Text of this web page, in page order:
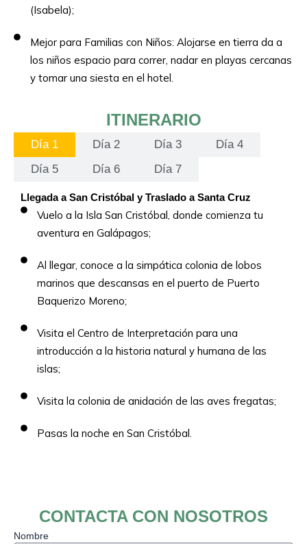
(Isabela);
Mejor para Familias con Niños: Alojarse en tierra da a
los niños espacio para correr, nadar en playas cercanas
y tomar una siesta en el hotel.
ITINERARIO
Día 1 Día 2 Día 3
Día 4
Día 5
Día 6 Día 7
Llegada a San Cristóbal y Traslado a Santa Cruz
Vuelo a la Isla San Cristóbal, donde comienza tu
aventura en Galápagos;
Al llegar, conoce a la simpática colonia de lobos
marinos que descansas en el puerto de Puerto
Baquerizo Moreno;
Visita el Centro de Interpretación para una
introducción a la historia natural y humana de las
islas;
Visita la colonia de anidación de las aves fregatas;
Pasas la noche en San Cristóbal.
CONTACTA CON NOSOTROS
Nombre